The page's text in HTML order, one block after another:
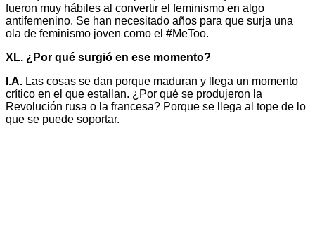
fueron muy hábiles al convertir el feminismo en algo
antifemenino. Se han necesitado años para que surja una
ola de feminismo joven como el #MeToo.
XL. ¿Por qué surgió en ese momento?
I.A. Las cosas se dan porque maduran y llega un momento
crítico en el que estallan. ¿Por qué se produjeron la
Revolución rusa o la francesa? Porque se llega al tope de lo
que se puede soportar.